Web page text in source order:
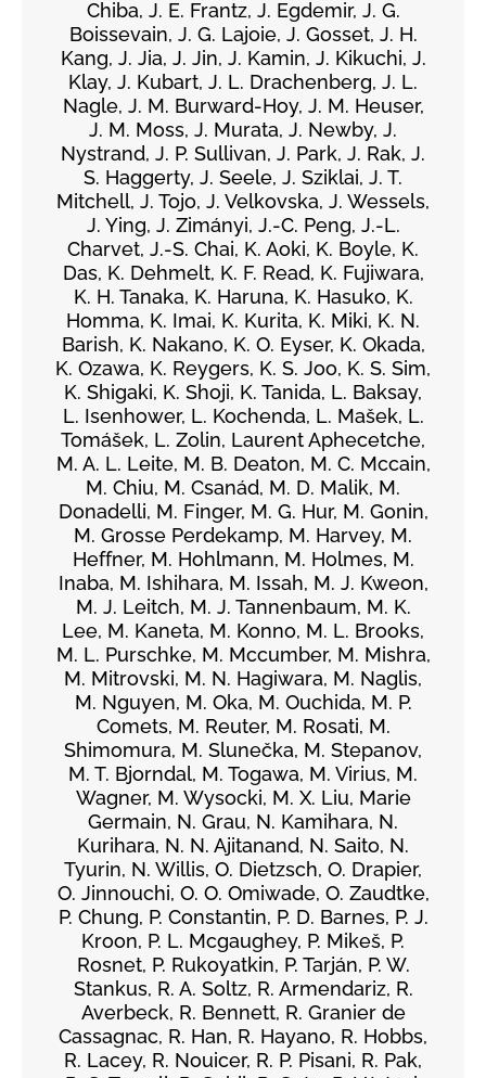
Chiba, J. E. Frantz, J. Egdemir, J. G.
Boissevain, J. G. Lajoie, J. Gosset, J. H.
Kang, J. Jia, J. Jin, J. Kamin, J. Kikuchi, J.
Klay, J. Kubart, J. L. Drachenberg, J. L.
Nagle, J. M. Burward-Hoy, J. M. Heuser,
J. M. Moss, J. Murata, J. Newby, J.
Nystrand, J. P. Sullivan, J. Park, J. Rak, J.
S. Haggerty, J. Seele, J. Sziklai, J. T.
Mitchell, J. Tojo, J. Velkovska, J. Wessels,
J. Ying, J. Zimányi, J.-C. Peng, J.-L.
Charvet, J.-S. Chai, K. Aoki, K. Boyle, K.
Das, K. Dehmelt, K. F. Read, K. Fujiwara,
K. H. Tanaka, K. Haruna, K. Hasuko, K.
Homma, K. Imai, K. Kurita, K. Miki, K. N.
Barish, K. Nakano, K. O. Eyser, K. Okada,
K. Ozawa, K. Reygers, K. S. Joo, K. S. Sim,
K. Shigaki, K. Shoji, K. Tanida, L. Baksay,
L. Isenhower, L. Kochenda, L. Mašek, L.
Tomášek, L. Zolin, Laurent Aphecetche,
M. A. L. Leite, M. B. Deaton, M. C. Mccain,
M. Chiu, M. Csanád, M. D. Malik, M.
Donadelli, M. Finger, M. G. Hur, M. Gonin,
M. Grosse Perdekamp, M. Harvey, M.
Heffner, M. Hohlmann, M. Holmes, M.
Inaba, M. Ishihara, M. Issah, M. J. Kweon,
M. J. Leitch, M. J. Tannenbaum, M. K.
Lee, M. Kaneta, M. Konno, M. L. Brooks,
M. L. Purschke, M. Mccumber, M. Mishra,
M. Mitrovski, M. N. Hagiwara, M. Naglis,
M. Nguyen, M. Oka, M. Ouchida, M. P.
Comets, M. Reuter, M. Rosati, M.
Shimomura, M. Slunečka, M. Stepanov,
M. T. Bjorndal, M. Togawa, M. Virius, M.
Wagner, M. Wysocki, M. X. Liu, Marie
Germain, N. Grau, N. Kamihara, N.
Kurihara, N. N. Ajitanand, N. Saito, N.
Tyurin, N. Willis, O. Dietzsch, O. Drapier,
O. Jinnouchi, O. O. Omiwade, O. Zaudtke,
P. Chung, P. Constantin, P. D. Barnes, P. J.
Kroon, P. L. Mcgaughey, P. Mikeš, P.
Rosnet, P. Rukoyatkin, P. Tarján, P. W.
Stankus, R. A. Soltz, R. Armendariz, R.
Averbeck, R. Bennett, R. Granier de
Cassagnac, R. Han, R. Hayano, R. Hobbs,
R. Lacey, R. Nouicer, R. P. Pisani, R. Pak,